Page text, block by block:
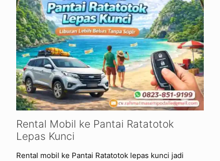
Rental Mobil ke Pantai Ratatotok
Lepas Kunci
Rental mobil ke Pantai Ratatotok lepas kunci jadi